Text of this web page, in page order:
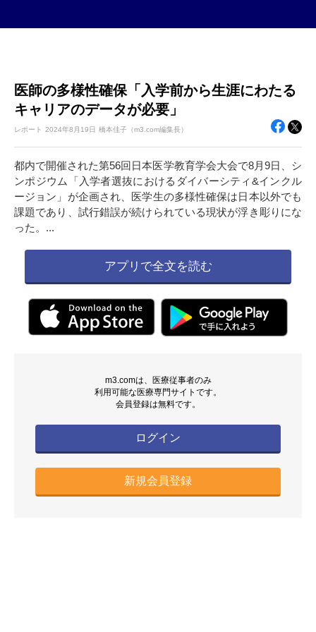
医師の多様性確保「入学前から生涯にわたる
キャリアのデータが必要」
レポート 2024年8月19日 橋本佳子（m3.com編集長）
都内で開催された第56回日本医学教育学会大会で8月9日、シ
ンポジウム「入学者選抜におけるダイバーシティ&インクル
ージョン」が企画され、医学生の多様性確保は日本以外でも
課題であり、試行錯誤が続けられている現状が浮き彫りにな
った。...
アプリで全文を読む
m3.comは、医療従事者のみ
利用可能な医療専門サイトです。
会員登録は無料です。
ログイン
新規会員登録